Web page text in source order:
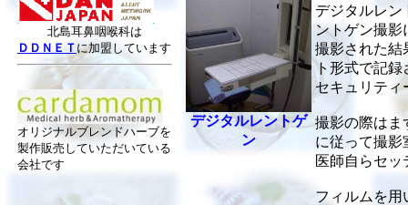
北島耳鼻咽喉科は
ＤＤＮＥＴ に加盟しています
オリジナルブレンドハーブを
製作販売していただいている
会社です
デジタルレントゲ
ン
デジタルレン
ントゲン撮
撮影された結
ト形式で記
セキュリティ
撮影の際はま
に従って撮影
医師自らセ
フィルムを用